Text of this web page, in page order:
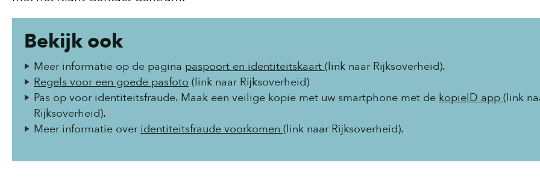
Bekijk ook
Meer informatie op de pagina paspoort en identiteitskaart(link naar Rijksoverheid).
Regels voor een goede pasfoto (link naar Rijksoverheid)
Pas op voor identiteitsfraude. Maak een veilige kopie met uw smartphone met de kopieID app(link
Rijksoverheid).
Meer informatie overidentiteitsfraude voorkomen(link naar Rijksoverheid).